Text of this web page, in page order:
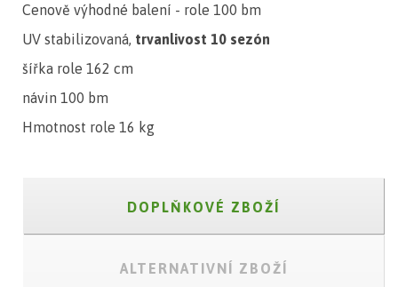
Cenově výhodné balení - role 100 bm
UV stabilizovaná, trvanlivost 10 sezón
šířka role 162 cm
návin 100 bm
Hmotnost role 16 kg
DOPLŇKOVÉ ZBOŽÍ
ALTERNATIVNÍ ZBOŽÍ